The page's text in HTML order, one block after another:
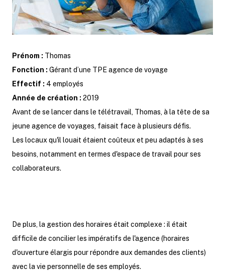
Prénom : Thomas
Fonction : Gérant d’une TPE agence de voyage
Effectif : 4 employés
Année de création : 2019
Avant de se lancer dans le télétravail, Thomas, à la tête de sa
jeune agence de voyages, faisait face à plusieurs défis.
Les locaux qu'il louait étaient coûteux et peu adaptés à ses
besoins, notamment en termes d'espace de travail pour ses
collaborateurs.
De plus, la gestion des horaires était complexe : il était
difficile de concilier les impératifs de l'agence (horaires
d'ouverture élargis pour répondre aux demandes des clients)
avec la vie personnelle de ses employés.